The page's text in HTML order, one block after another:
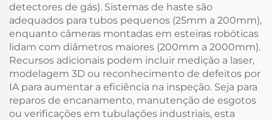
detectores de gás). Sistemas de haste são
adequados para tubos pequenos (25mm a 200mm),
enquanto câmeras montadas em esteiras robóticas
lidam com diâmetros maiores (200mm a 2000mm).
Recursos adicionais podem incluir medição a laser,
modelagem 3D ou reconhecimento de defeitos por
IA para aumentar a eficiência na inspeção. Seja para
reparos de encanamento, manutenção de esgotos
ou verificações em tubulações industriais, esta